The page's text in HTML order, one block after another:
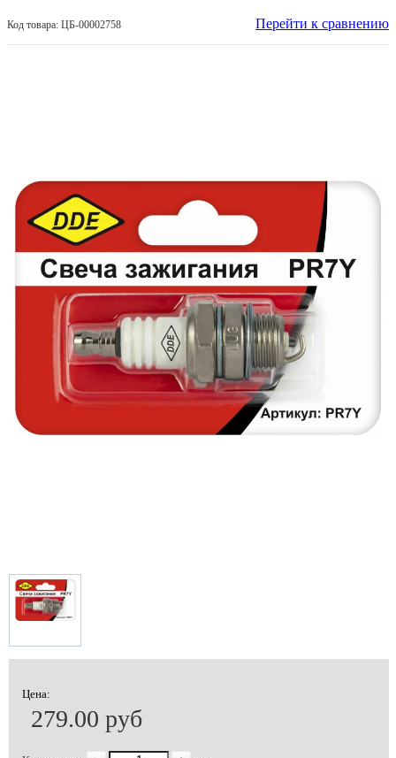
Код товара: ЦБ-00002758 Перейти к сравнению
Цена:
279.00 руб